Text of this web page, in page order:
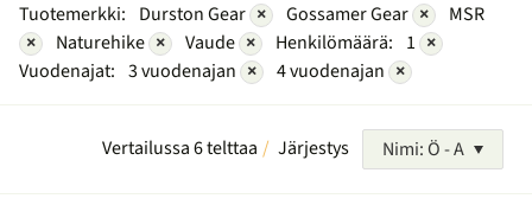
Tuotemerkki: Durston Gear × Gossamer Gear ×
MSR
×
Naturehike × Vaude × Henkilömäärä: 1 ×
Vuodenajat: 3 vuodenajan × 4 vuodenajan ×
Vertailussa 6 telttaa Järjestys Nimi: Ö - A